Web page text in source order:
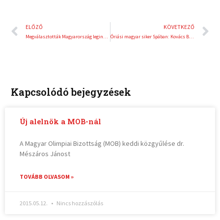
Előző
ELŐZŐ
Megválasztották Magyarország leginspirálóbb futóit
KÖVETKEZŐ
Óriási magyar siker Spában: Kovács Bálint az ötödik helyen végzett a 24 órás vb-futamon!
Kapcsolódó bejegyzések
Új alelnök a MOB-nál
A Magyar Olimpiai Bizottság (MOB) keddi közgyűlése dr.
Mészáros Jánost
TOVÁBB OLVASOM »
2015.05.12. Nincs hozzászólás